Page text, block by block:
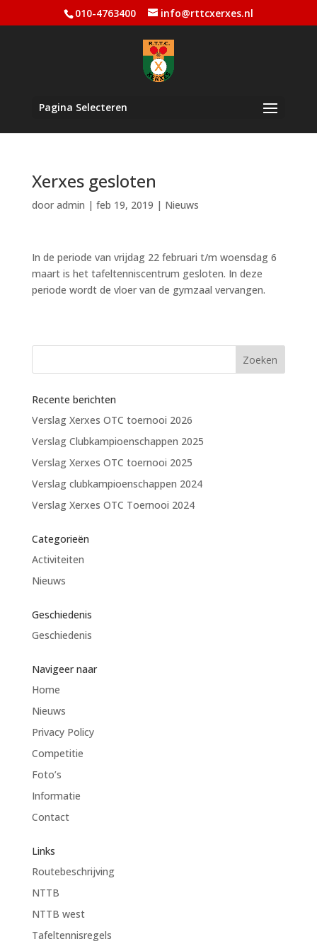
010-4763400 info@rttcxerxes.nl
Pagina Selecteren
Xerxes gesloten
door admin | feb 19, 2019 | Nieuws
In de periode van vrijdag 22 februari t/m woensdag 6
maart is het tafeltenniscentrum gesloten. In deze
periode wordt de vloer van de gymzaal vervangen.
Recente berichten
Verslag Xerxes OTC toernooi 2026
Verslag Clubkampioenschappen 2025
Verslag Xerxes OTC toernooi 2025
Verslag clubkampioenschappen 2024
Verslag Xerxes OTC Toernooi 2024
Categorieën
Activiteiten
Nieuws
Geschiedenis
Geschiedenis
Navigeer naar
Home
Nieuws
Privacy Policy
Competitie
Foto’s
Informatie
Contact
Links
Routebeschrijving
NTTB
NTTB west
Tafeltennisregels